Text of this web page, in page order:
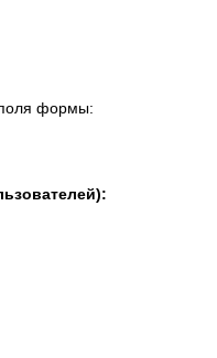
формы: